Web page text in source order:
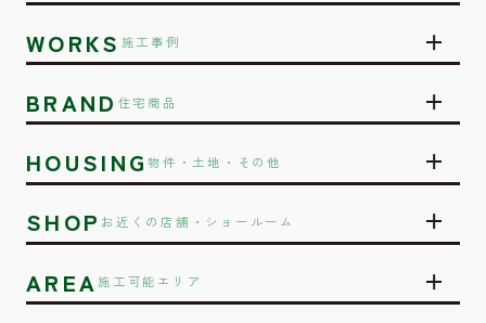
WORKS 施工事例
BRAND 住宅商品
HOUSING物件・土地・その他
SHOP お近くの店舗・ショールーム
AREA施工可能エリア